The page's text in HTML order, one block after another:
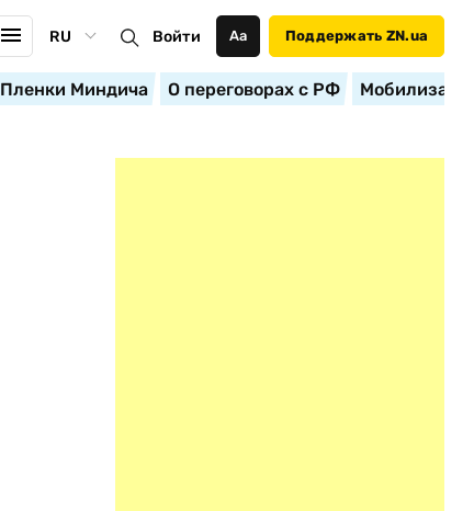
RU Войти Аа Поддержать ZN.ua
Пленки Миндича О переговорах с РФ